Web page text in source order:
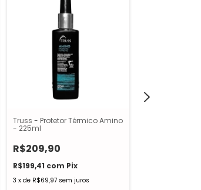
Truss - Protetor Térmico Amino
- 225ml
R$209,90
R$199,41 com Pix
3 x de R$69,97 sem juros